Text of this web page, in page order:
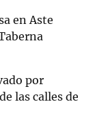
en Aste
por
las calles de